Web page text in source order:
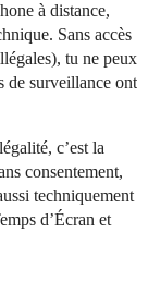
à distance,
Sans accès
tu ne peux
de surveillance ont
c’est la
consentement,
techniquement
d’Écran et